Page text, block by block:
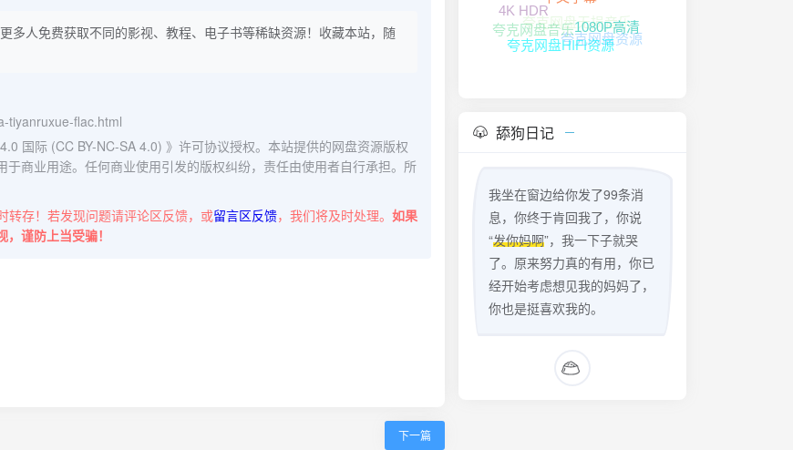
多人免费获取不同的影视、教程、电子书等稀缺资源！收藏本站，随
tiyanruxue-flac.html
国际 (CC BY-NC-SA 4.0) 》许可协议授权。本站提供的网盘资源版权
商业用途。任何商业使用引发的版权纠纷，责任由使用者自行承担。所
转存！若发现问题请评论区反馈，或留言区反馈，我们将及时处理。 如果
谨防上当受骗！
下一篇
夸克网盘资源
夸克网盘无损音乐
1080P高清
夸克网盘HIFI资源
夸克网盘音乐
4K HDR
舔狗日记
我坐在窗边给你发了99条消
息，你终于肯回我了，你说
“发你妈啊”，我一下子就哭
了。原来努力真的有用，你已
经开始考虑想见我的妈妈了，
你也是挺喜欢我的。